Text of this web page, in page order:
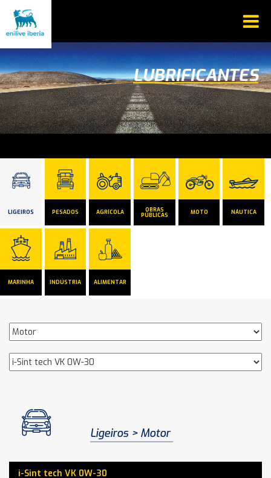
LUBRIFICANTES
LIGEIROS PESADOS AGRÍCOLA OBRAS
PÚBLICAS MOTO NÁUTICA
MARINHA INDÚSTRIA ALIMENTAR
Ligeiros Motor
i-Sint tech VK 0W-30